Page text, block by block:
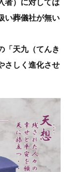
者）に対しては
い葬儀社が無い
「天九（てんき
さしく進化させ